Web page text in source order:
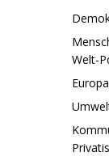
Welt-
Europa